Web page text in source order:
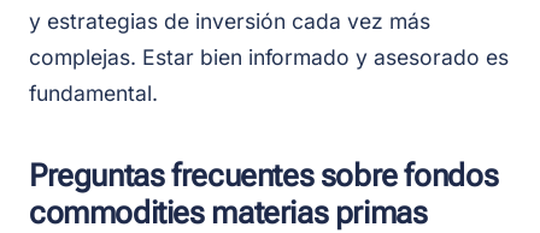
y estrategias de inversión cada vez más
complejas. Estar bien informado y asesorado es
fundamental.
Preguntas frecuentes sobre fondos
commodities materias primas